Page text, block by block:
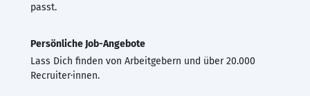
passt.
Persönliche Job-Angebote
Lass Dich finden von Arbeitgebern und über 20.000
Recruiter·innen.